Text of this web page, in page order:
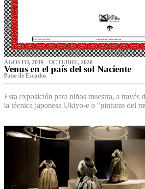
AGOSTO, 2019 - OCTUBRE, 2020
Venus en el país del sol Naciente
P‌atio de Escudos
Esta exposición para niños muestra, a través
la técnica japonesa Ukiyo-e o "pinturas del